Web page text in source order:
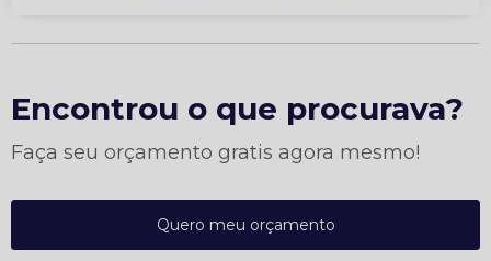
Encontrou o que procurava?
Faça seu orçamento gratis agora mesmo!
Quero meu orçamento